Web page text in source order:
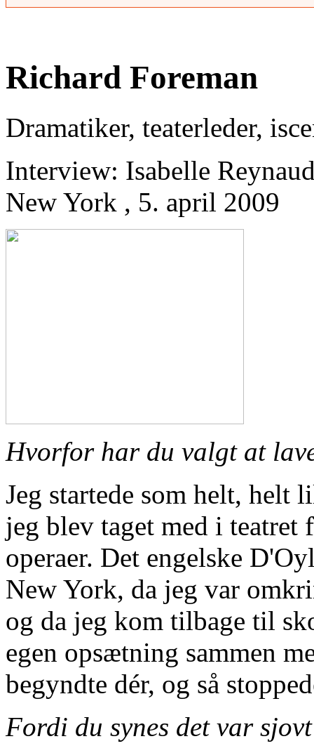
Richard Foreman
Dramatiker, teaterleder,
Interview: Isabelle
New York , 5. april 2009
Hvorfor har du valgt at
Jeg startede som helt, helt
jeg blev taget med i
operaer. Det engelske
New York, da jeg var
og da jeg kom tilbage til
egen opsætning sammen
begyndte dér, og så
Fordi du synes det var